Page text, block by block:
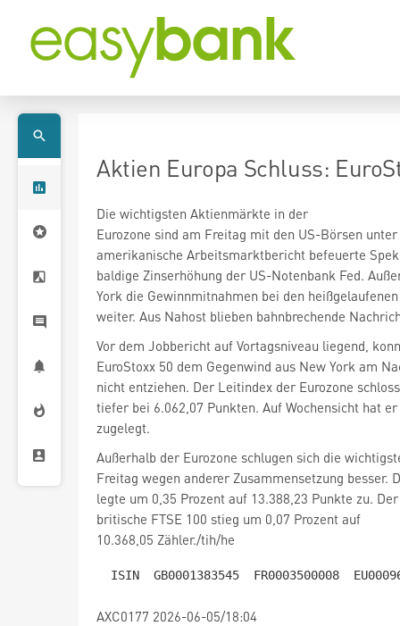
Aktien Europa Schluss:
Die wichtigsten Aktienmärkte in der
Eurozone sind am Freitag mit den US-Börsen
amerikanische Arbeitsmarktbericht befeuerte
baldige Zinserhöhung der US-Notenbank Fed.
York die Gewinnmitnahmen bei den
weiter. Aus Nahost blieben bahnbrechende
Vor dem Jobbericht auf Vortagsniveau liegend,
EuroStoxx 50 dem Gegenwind aus New York am
nicht entziehen. Der Leitindex der Eurozone
tiefer bei 6.062,07 Punkten. Auf Wochensicht hat
zugelegt.
Außerhalb der Eurozone schlugen sich die
legte um 0,35 Prozent auf 13.388,23 Punkte zu. Der
britische FTSE 100 stieg um 0,07 Prozent auf
10.368,05 Zähler./tih/he
AXC0177 2026-06-05/18:04